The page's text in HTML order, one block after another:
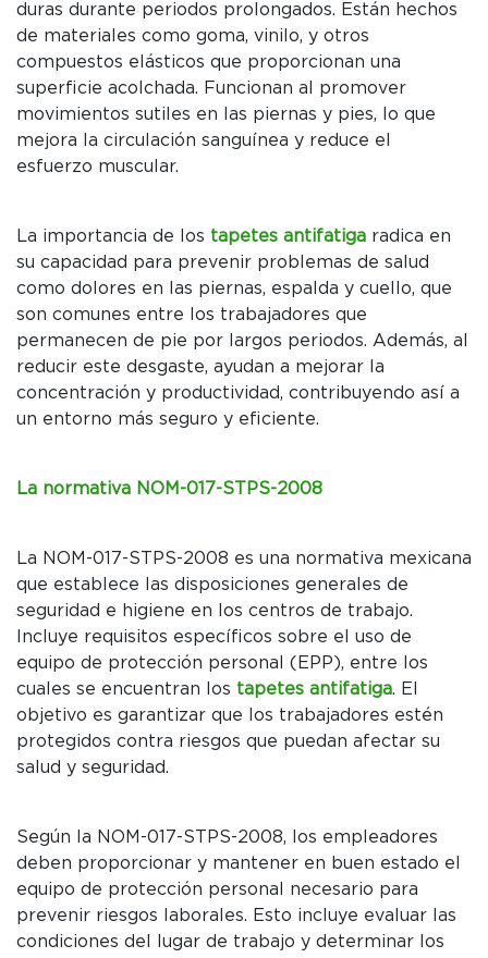
duras durante periodos prolongados. Están hechos
de materiales como goma, vinilo, y otros
compuestos elásticos que proporcionan una
superficie acolchada. Funcionan al promover
movimientos sutiles en las piernas y pies, lo que
mejora la circulación sanguínea y reduce el
esfuerzo muscular.
La importancia de los tapetes antifatiga radica en
su capacidad para prevenir problemas de salud
como dolores en las piernas, espalda y cuello, que
son comunes entre los trabajadores que
permanecen de pie por largos periodos. Además, al
reducir este desgaste, ayudan a mejorar la
concentración y productividad, contribuyendo así a
un entorno más seguro y eficiente.
La normativa NOM-017-STPS-2008
La NOM-017-STPS-2008 es una normativa mexicana
que establece las disposiciones generales de
seguridad e higiene en los centros de trabajo.
Incluye requisitos específicos sobre el uso de
equipo de protección personal (EPP), entre los
cuales se encuentran los tapetes antifatiga. El
objetivo es garantizar que los trabajadores estén
protegidos contra riesgos que puedan afectar su
salud y seguridad.
Según la NOM-017-STPS-2008, los empleadores
deben proporcionar y mantener en buen estado el
equipo de protección personal necesario para
prevenir riesgos laborales. Esto incluye evaluar las
condiciones del lugar de trabajo y determinar los